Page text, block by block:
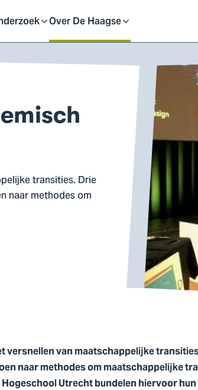
Over De Haagse
Open
sluit
transities. Drie
naar methodes om
versnellen van maatschappelijke
naar methodes om maatschappelijke
Hogeschool Utrecht bundelen hiervoor